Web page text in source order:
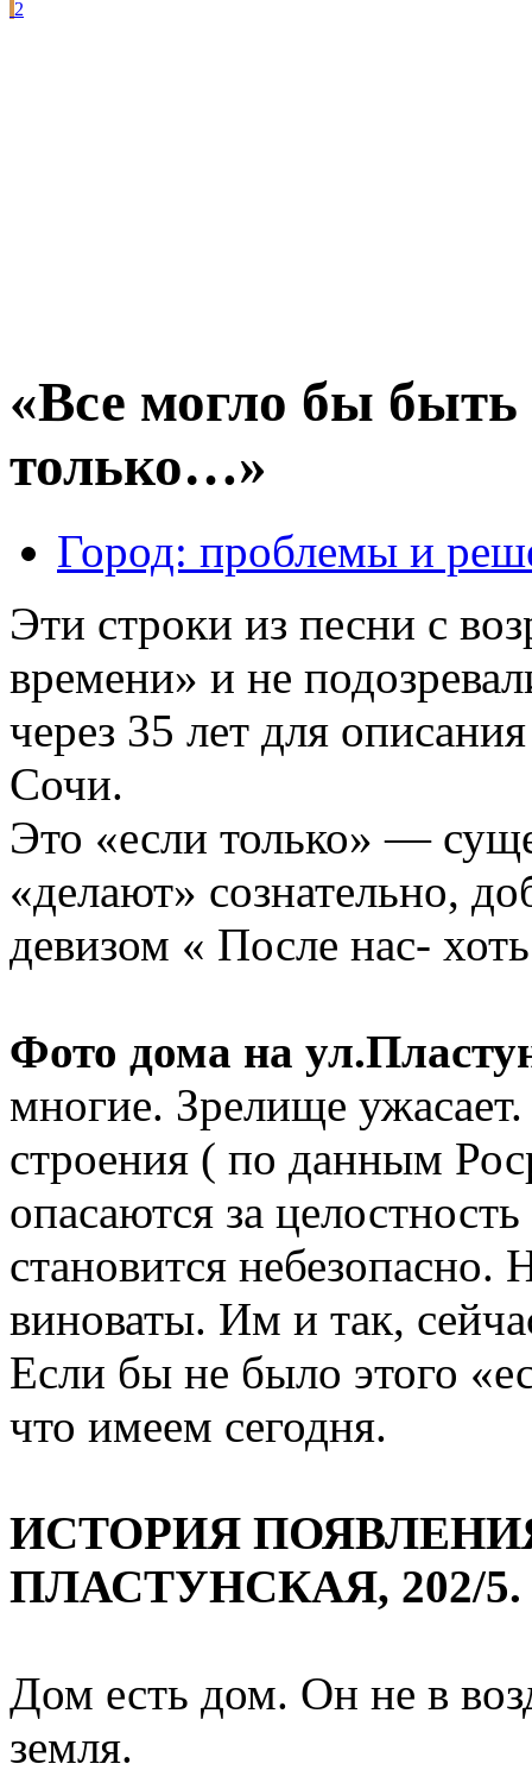
2
«Все могло бы быть
только…»
Город: проблемы и
Эти строки из песни с
времени» и не
через 35 лет для
Сочи.
Это «если только» —
«делают» сознательно,
девизом « После нас-
Фото дома на
многие. Зрелище
строения ( по данным
опасаются за
становится
виноваты. Им и так,
Если бы не было этого
что имеем сегодня.
ИСТОРИЯ
ПЛАСТУНСКАЯ, 202/5.
Дом есть дом. Он не в
земля.